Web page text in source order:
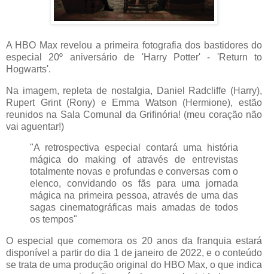
A HBO Max revelou a primeira fotografia dos bastidores do
especial 20º aniversário de 'Harry Potter' - 'Return to
Hogwarts'.
Na imagem, repleta de nostalgia, Daniel Radcliffe (Harry),
Rupert Grint (Rony) e Emma Watson (Hermione), estão
reunidos na Sala Comunal da Grifinória! (meu coração não
vai aguentar!)
"A retrospectiva especial contará uma história
mágica do making of através de entrevistas
totalmente novas e profundas e conversas com o
elenco, convidando os fãs para uma jornada
mágica na primeira pessoa, através de uma das
sagas cinematográficas mais amadas de todos
os tempos"
O especial que comemora os 20 anos da franquia estará
disponível a partir do dia 1 de janeiro de 2022, e o conteúdo
se trata de uma produção original do HBO Max, o que indica